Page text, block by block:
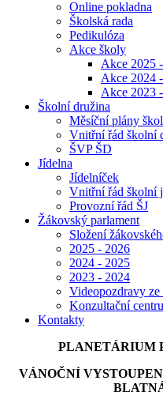
Online pokladna
Školská rada
Pedikulóza
Akce školy
Akce 2025
Akce 2024
Akce 2023
Školní družina
Měsíční plány
Vnitřní řád školní
ŠVP ŠD
Jídelna
Jídelníček
Vnitřní řád školní
Provozní řád ŠJ
Žákovský parlament
Složení
2025 - 2026
2024 - 2025
2023 - 2024
Videopozdravy ze
Konzultační
Kontakty
PLANETÁRIUM
VÁNOČNÍ